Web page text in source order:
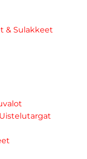
& Sulakkeet